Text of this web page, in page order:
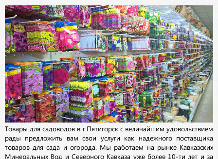
Товары для садоводов в г.Пятигорск с величайшим удовольствием
рады предложить вам свои услуги как надежного поставщика
товаров для сада и огорода. Мы работаем на рынке Кавказских
Минеральных Вод и Северного Кавказа уже более 10-ти лет и за